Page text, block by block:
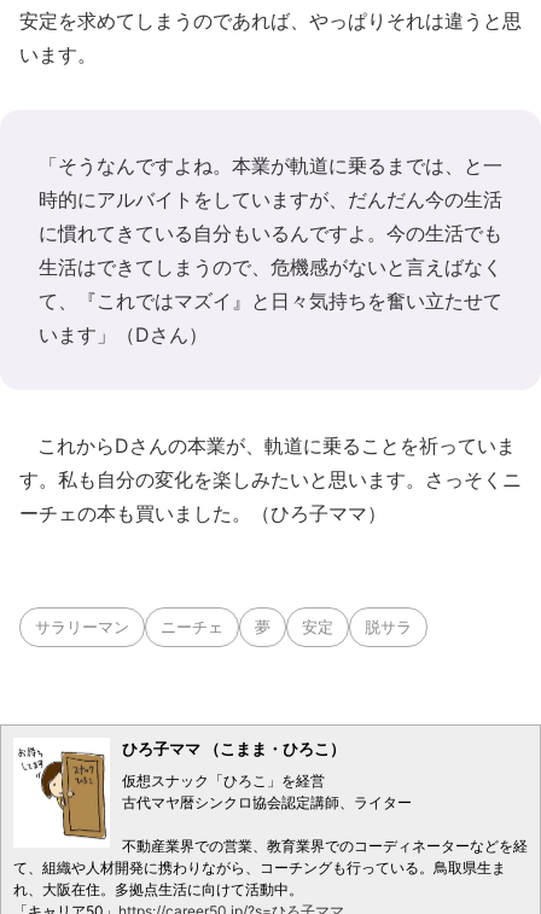
安定を求めてしまうのであれば、やっぱりそれは違うと思
います。
「そうなんですよね。本業が軌道に乗るまでは、と一
時的にアルバイトをしていますが、だんだん今の生活
に慣れてきている自分もいるんですよ。今の生活でも
生活はできてしまうので、危機感がないと言えばなく
て、『これではマズイ』と日々気持ちを奮い立たせて
います」（Dさん）
これからDさんの本業が、軌道に乗ることを祈っていま
す。私も自分の変化を楽しみたいと思います。さっそくニ
ーチェの本も買いました。（ひろ子ママ）
サラリーマン ニーチェ 夢 安定 脱サラ
ひろ子ママ （こまま・ひろこ）
仮想スナック「ひろこ」を経営
古代マヤ暦シンクロ協会認定講師、ライター
不動産業界での営業、教育業界でのコーディネーターなどを経
て、組織や人材開発に携わりながら、コーチングも行っている。鳥取県生ま
れ、大阪在住。多拠点生活に向けて活動中。